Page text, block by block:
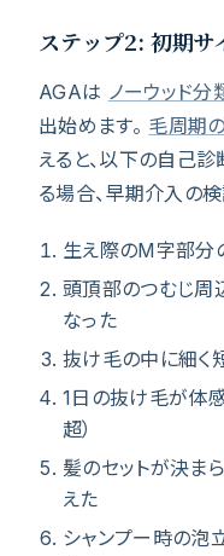
ステップ2: 初期サ
AGAは ノーウッド
出始めます。 毛周期
えると、以下の自己
る場合、早期介入の
生え際のM字部分
頭頂部のつむじ周
なった
抜け毛の中に細く
1日の抜け毛が体
超）
髪のセットが決ま
えた
シャンプー時の泡